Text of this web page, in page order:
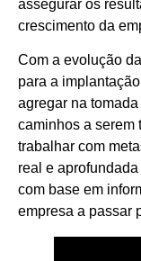
assegurar os
crescimento da
Com a evolução
para a
agregar na
caminhos a serem
trabalhar com
real e
com base em
empresa a passar